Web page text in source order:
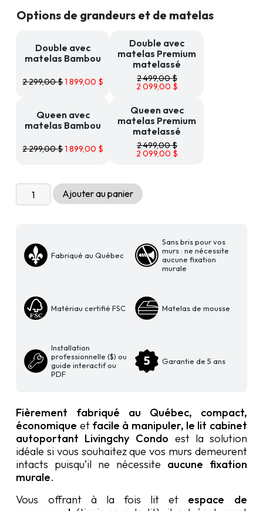
à
099,00 $
Options de grandeurs et de matelas
Double avec
matelas Bambou
2 299,00$1 899,00 $
Double avec
matelas Premium
matelassé
2 499,00$
2 099,00 $
Queen avec
matelas Bambou
2 299,00$1 899,00 $
Queen avec
matelas Premium
matelassé
2 499,00$
2 099,00 $
quantité
de
autoportant
Livingchy
solid
Ajouter au panier
Fabriqué au Québec
Sans bris pour vos
murs : ne nécessite
aucune fixation
murale
Matériau certifié FSC Matelas de mousse
Installation
professionnelle ($) ou
guide interactif ou
PDF
Garantie de 5 ans
Fièrement fabriqué au Québec, compact,
économique etfacile à manipuler, le lit cabinet
autoportant Livingchy Condo est la solution
idéale si vous souhaitez que vos murs demeurent
intacts puisqu’il ne nécessite aucune fixation
murale.
Vous offrant à la fois lit et espace de